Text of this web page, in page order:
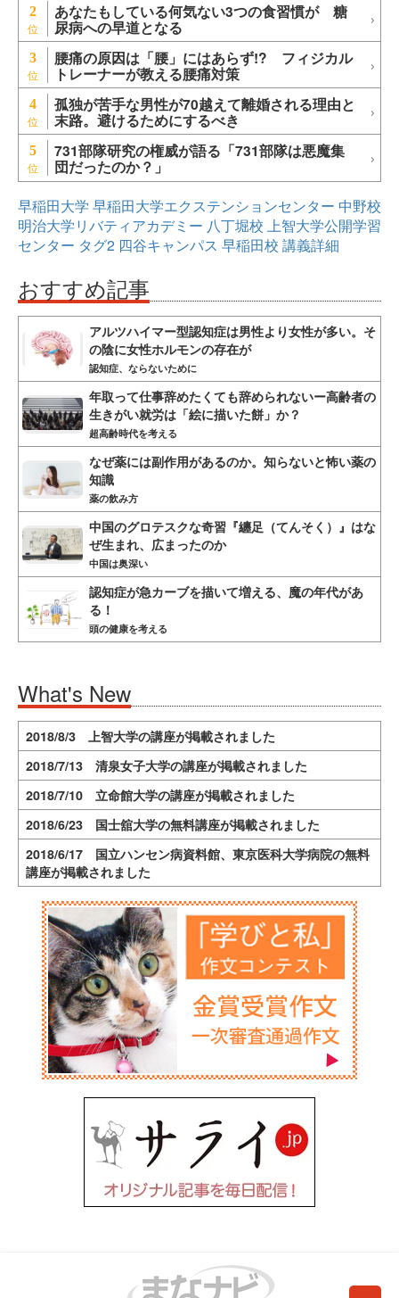
2 あなたもしている何気ない3つの食習慣が 糖
尿病への早道となる
3 腰痛の原因は「腰」にはあらず!? フィジカル
トレーナーが教える腰痛対策
4 孤独が苦手な男性が70越えて離婚される理由と
末路。避けるためにするべき
5 731部隊研究の権威が語る「731部隊は悪魔集
団だったのか？」
早稲田大学 早稲田大学エクステンションセンター 中野校
明治大学リバティアカデミー 八丁堀校 上智大学公開学習
センター タグ2 四谷キャンパス 早稲田校 講義詳細
おすすめ記事
アルツハイマー型認知症は男性より女性が多い。そ
の陰に女性ホルモンの存在が
認知症、ならないために
年取って仕事辞めたくても辞められないー高齢者の
生きがい就労は「絵に描いた餅」か？
超高齢時代を考える
なぜ薬には副作用があるのか。知らないと怖い薬の
知識
薬の飲み方
中国のグロテスクな奇習『纏足（てんそく）』はな
ぜ生まれ、広まったのか
中国は奥深い
認知症が急カーブを描いて増える、魔の年代があ
る！
頭の健康を考える
What's New
2018/8/3 上智大学の講座が掲載されました
2018/7/13 清泉女子大学の講座が掲載されました
2018/7/10 立命館大学の講座が掲載されました
2018/6/23 国士舘大学の無料講座が掲載されました
2018/6/17 国立ハンセン病資料館、東京医科大学病院の無料
講座が掲載されました